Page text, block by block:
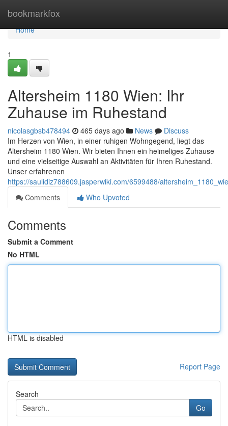
bookmarkfox
Home
Home
1
Altersheim 1180 Wien: Ihr
Zuhause im Ruhestand
nicolasgbsb478494 465 days ago News
Discuss
Im Herzen von Wien, in einer ruhigen Wohngegend, liegt das
Altersheim 1180 Wien. Wir bieten Ihnen ein heimeliges Zuhause
und eine vielseitige Auswahl an Aktivitäten für Ihren Ruhestand.
Unser erfahrenen
https://saulidiz788609.jasperwiki.com/6599488/
Comments
Who Upvoted
Comments
Submit a Comment
No HTML
HTML is disabled
Report Page
Search
Go